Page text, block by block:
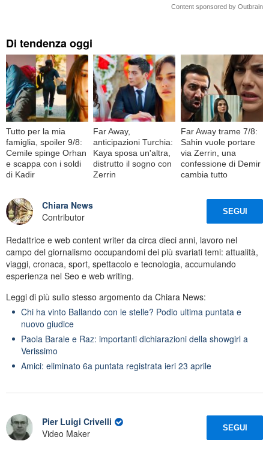
Content sponsored by Outbrain
Di tendenza oggi
Tutto per la mia
famiglia, spoiler 9/8:
Cemile spinge Orhan
e scappa con i soldi
di Kadir
Far Away,
anticipazioni Turchia:
Kaya sposa un'altra,
distrutto il sogno con
Zerrin
Far Away trame 7/8:
Sahin vuole portare
via Zerrin, una
confessione di Demir
cambia tutto
Chiara News
Contributor
SEGUI
Redattrice e web content writer da circa dieci anni, lavoro nel
campo del giornalismo occupandomi dei più svariati temi: attualità,
viaggi, cronaca, sport, spettacolo e tecnologia, accumulando
esperienza nel Seo e web writing.
Leggi di più sullo stesso argomento da Chiara News:
Chi ha vinto Ballando con le stelle? Podio ultima puntata e
nuovo giudice
Paola Barale e Raz: importanti dichiarazioni della showgirl a
Verissimo
Amici: eliminato 6a puntata registrata ieri 23 aprile
Pier Luigi Crivelli
Video Maker
SEGUI